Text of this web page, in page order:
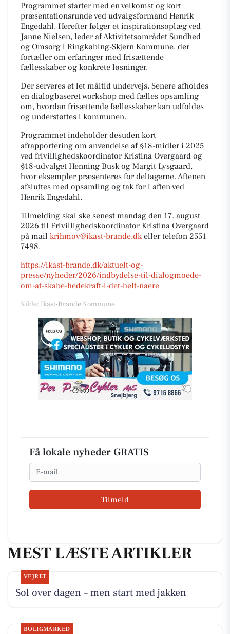
Programmet starter med en velkomst og kort
præsentationsrunde ved udvalgsformand Henrik
Engedahl. Herefter følger et inspirationsoplæg ved
Janne Nielsen, leder af Aktivitetsområdet Sundhed
og Omsorg i Ringkøbing-Skjern Kommune, der
fortæller om erfaringer med frisættende
fællesskaber og konkrete løsninger.
Der serveres et let måltid undervejs. Senere afholdes
en dialogbaseret workshop med fælles opsamling
om, hvordan frisættende fællesskaber kan udfoldes
og understøttes i kommunen.
Programmet indeholder desuden kort
afrapportering om anvendelse af §18-midler i 2025
ved frivillighedskoordinator Kristina Overgaard og
§18-udvalget Henning Busk og Margit Lysgaard,
hvor eksempler præsenteres for deltagerne. Aftenen
afsluttes med opsamling og tak for i aften ved
Henrik Engedahl.
Tilmelding skal ske senest mandag den 17. august
2026 til Frivillighedskoordinator Kristina Overgaard
på mail krihmov@ikast-brande.dkeller telefon 2551
7498.
https://ikast-brande.dk/aktuelt-og-
presse/nyheder/2026/indbydelse-til-dialogmoede-
om-at-skabe-hedekraft-i-det-helt-naere
Kilde: Ikast-Brande Kommune
Få lokale nyheder GRATIS
Email
Tilmeld
MEST LÆSTE ARTIKLER
VEJRET
Sol over dagen – men start med jakken
BOLIGMARKED